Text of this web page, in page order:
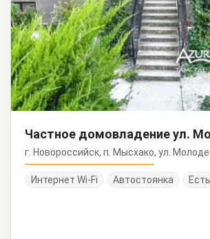
Частное домовладение ул.
г. Новороссийск, п. Мысхако, ул.
Интернет Wi-Fi Автостоянка